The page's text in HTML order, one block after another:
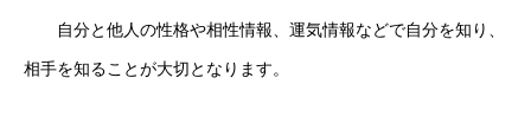
自分と他人の性格や相性情報、運気情報などで自分を知り、
相手を知ることが大切となります。